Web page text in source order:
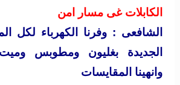
الكابلات غى مسار امن
الشافعى : وفرنا الكهرباء لكل
الجديدة بغليون ومطوبس
وانهينا المقايسات